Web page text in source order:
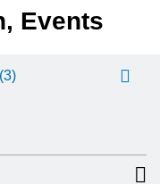
Events